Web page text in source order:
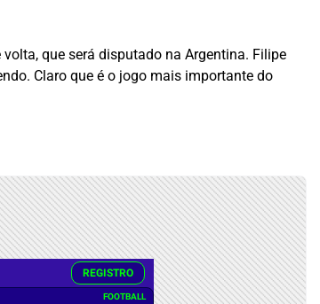
que será disputado na Argentina. Filipe
Claro que é o jogo mais importante do